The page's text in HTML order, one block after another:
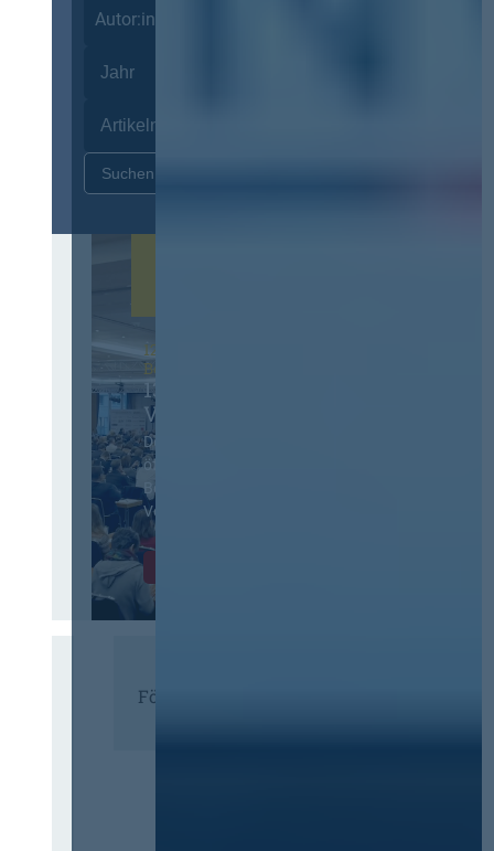
Autor:innen
12. & 13. November 2026 in
Berlin
13. Deutscher
Vergabetag
Der Jahreskongress für
öffentliches
Beschaffungswesen und
Vergaberecht
Förderer